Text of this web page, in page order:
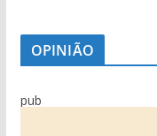
OPINIÃO
pub